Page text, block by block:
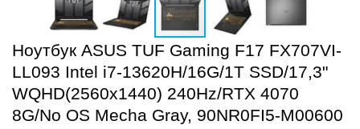
Ноутбук ASUS TUF Gaming F17 FX707VI-
LL093 Intel i7-13620H/16G/1T SSD/17,3"
WQHD(2560x1440) 240Hz/RTX 4070
8G/No OS Mecha Gray, 90NR0FI5-M00600